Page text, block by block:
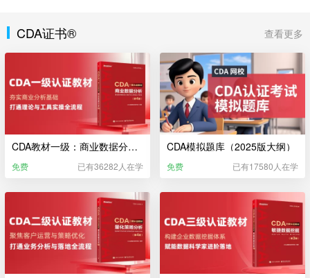
CDA证书® 查看更多
CDA教材一级：商业数据分析（2025版大纲）
免费 已有36282人在学
CDA模拟题库（2025版大纲）
免费 已有17580人在学